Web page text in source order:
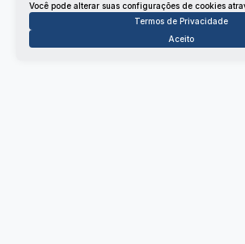
Você pode alterar suas configurações de cookies
Termos de Privacidade
Aceito